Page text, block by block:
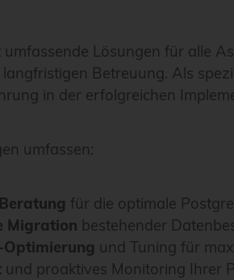
Lösungen für alle
Betreuung. Als
in der erfolgreichen
umfassen:
für die optimale
Migration bestehender
und Tuning für
und proaktives Monitoring Ihrer